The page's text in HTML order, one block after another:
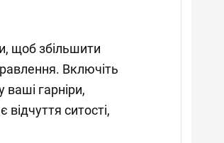
щоб збільшити
Включіть
ваші гарніри,
ситості,